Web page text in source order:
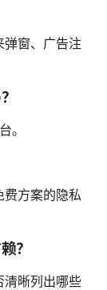
窗、广告注
。
费方案的隐私
？
清晰列出哪些